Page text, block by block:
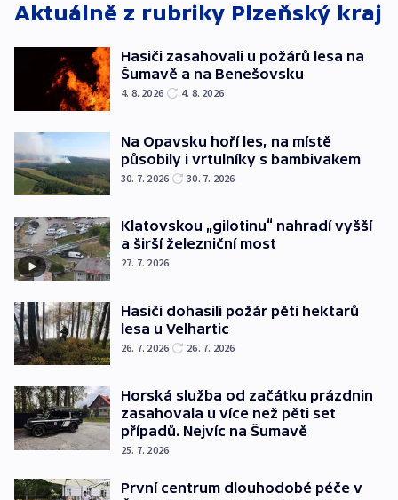
Aktuálně z rubriky Plzeňský kraj
Hasiči zasahovali u požárů lesa na
Šumavě a na Benešovsku
4. 8. 2026 4. 8. 2026
Na Opavsku hoří les, na místě
působily i vrtulníky s bambivakem
30. 7. 2026 30. 7. 2026
Klatovskou „gilotinu“ nahradí vyšší
a širší železniční most
27. 7. 2026
Hasiči dohasili požár pěti hektarů
lesa u Velhartic
26. 7. 2026 26. 7. 2026
Horská služba od začátku prázdnin
zasahovala u více než pěti set
případů. Nejvíc na Šumavě
25. 7. 2026
První centrum dlouhodobé péče v